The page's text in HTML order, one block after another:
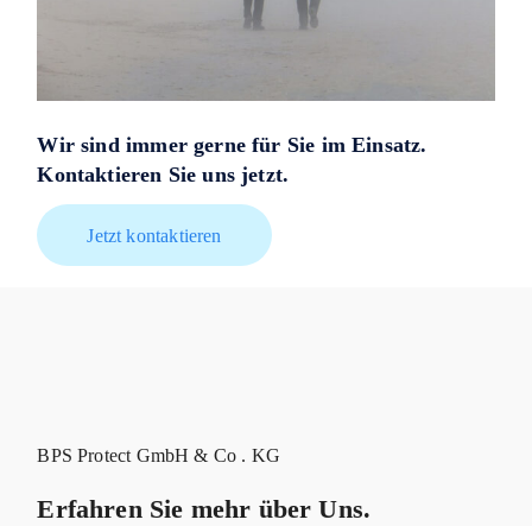
Wir sind immer gerne für Sie im Einsatz.
Kontaktieren Sie uns jetzt.
Jetzt kontaktieren
BPS Protect GmbH & Co . KG
Erfahren Sie mehr über Uns.